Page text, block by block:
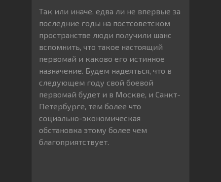
Так или иначе, едва ли не впервые за
последние годы на постсоветском
пространстве люди получили шанс
вспомнить, что такое настоящий
первомай и каково его истинное
назначение. Будем надеяться, что в
следующем году свой боевой
первомай будет и в Москве, и Санкт-
Петербурге, тем более что
социально-экономическая
обстановка этому более чем
благоприятствует.